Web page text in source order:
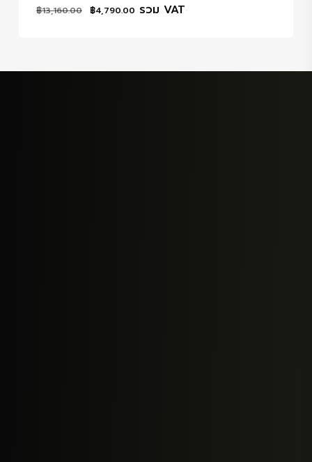
฿13,160.00
Original
฿4,790.00Current
รวม VAT